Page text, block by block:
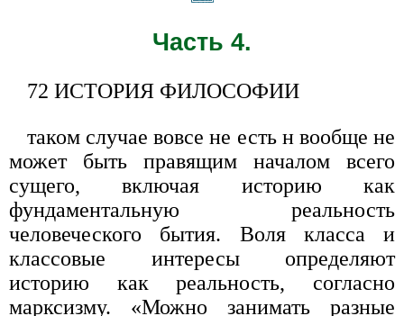
Часть 4.
72 ИСТОРИЯ ФИЛОСОФИИ
таком случае вовсе не есть н вообще не
может быть правящим началом всего
сущего, включая историю как
фундаментальную реальность
человеческого бытия. Воля класса и
классовые интересы определяют
историю как реальность, согласно
марксизму. «Можно занимать разные